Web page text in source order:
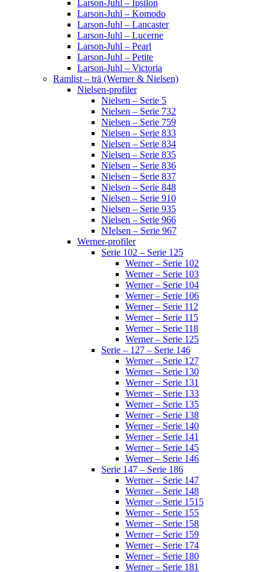
Larson-Juhl – Ipsilon
Larson-Juhl – Komodo
Larson-Juhl – Lancaster
Larson-Juhl – Lucerne
Larson-Juhl – Pearl
Larson-Juhl – Petite
Larson-Juhl – Victoria
Ramlist – trä (Werner & Nielsen)
Nielsen-profiler
Nielsen – Serie 5
Nielsen – Serie 732
Nielsen – Serie 759
Nielsen – Serie 833
Nielsen – Serie 834
Nielsen – Serie 835
Nielsen – Serie 836
Nielsen – Serie 837
Nielsen – Serie 848
Nielsen – Serie 910
Nielsen – Serie 935
Nielsen – Serie 966
NIelsen – Serie 967
Werner-profiler
Serie 102 – Serie 125
Werner – Serie 102
Werner – Serie 103
Werner – Serie 104
Werner – Serie 106
Werner – Serie 112
Werner – Serie 115
Werner – Serie 118
Werner – Serie 125
Serie – 127 – Serie 146
Werner – Serie 127
Werner – Serie 130
Werner – Serie 131
Werner – Serie 133
Werner – Serie 135
Werner – Serie 138
Werner – Serie 140
Werner – Serie 141
Werner – Serie 145
Werner – Serie 146
Serie 147 – Serie 186
Werner – Serie 147
Werner – Serie 148
Werner – Serie 1515
Werner – Serie 155
Werner – Serie 158
Werner – Serie 159
Werner – Serie 174
Werner – Serie 180
Werner – Serie 181